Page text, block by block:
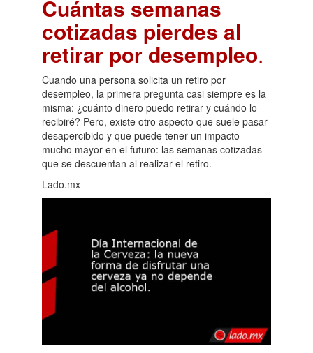
Cuántas semanas
cotizadas pierdes al
retirar por desempleo.
Cuando una persona solicita un retiro por
desempleo, la primera pregunta casi siempre es la
misma: ¿cuánto dinero puedo retirar y cuándo lo
recibiré? Pero, existe otro aspecto que suele pasar
desapercibido y que puede tener un impacto
mucho mayor en el futuro: las semanas cotizadas
que se descuentan al realizar el retiro.
Lado.mx